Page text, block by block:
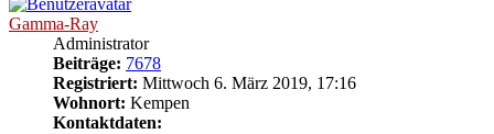
Gamma-Ray
Administrator
Beiträge: 7678
Registriert: Mittwoch 6. März 2019, 17:16
Wohnort: Kempen
Kontaktdaten: